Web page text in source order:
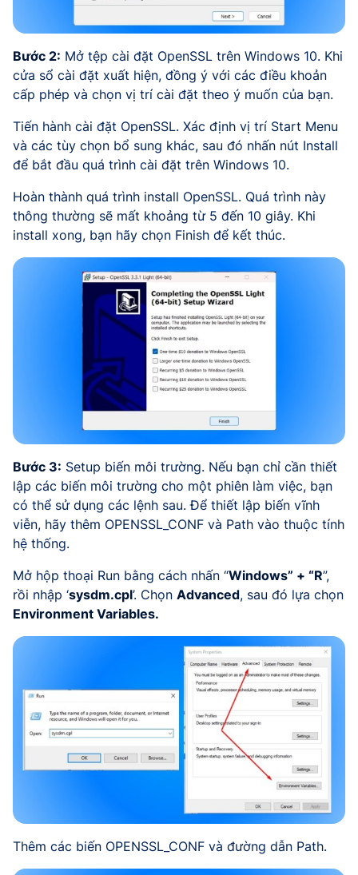
Bước 2: Mở tệp cài đặt OpenSSL trên Windows 10. Khi
cửa sổ cài đặt xuất hiện, đồng ý với các điều khoản
cấp phép và chọn vị trí cài đặt theo ý muốn của bạn.
Tiến hành cài đặt OpenSSL. Xác định vị trí Start Menu
và các tùy chọn bổ sung khác, sau đó nhấn nút Install
để bắt đầu quá trình cài đặt trên Windows 10.
Hoàn thành quá trình install OpenSSL. Quá trình này
thông thường sẽ mất khoảng từ 5 đến 10 giây. Khi
install xong, bạn hãy chọn Finish để kết thúc.
Bước 3: Setup biến môi trường. Nếu bạn chỉ cần thiết
lập các biến môi trường cho một phiên làm việc, bạn
có thể sử dụng các lệnh sau. Để thiết lập biến vĩnh
viễn, hãy thêm OPENSSL_CONF và Path vào thuộc tính
hệ thống.
Mở hộp thoại Run bằng cách nhấn “Windows” + “R”,
rồi nhập ‘sysdm.cpl’. Chọn Advanced, sau đó lựa chọn
Environment Variables.
Thêm các biến OPENSSL_CONF và đường dẫn Path.